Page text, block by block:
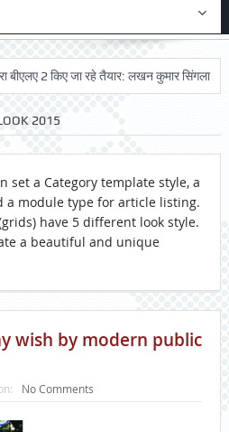
2 किए जा रहे तैयार: लखन कुमार सिंगला
2015
set a Category template style, a
a module type for article listing.
have 5 different look style.
a beautiful and unique
wish by modern public
No Comments